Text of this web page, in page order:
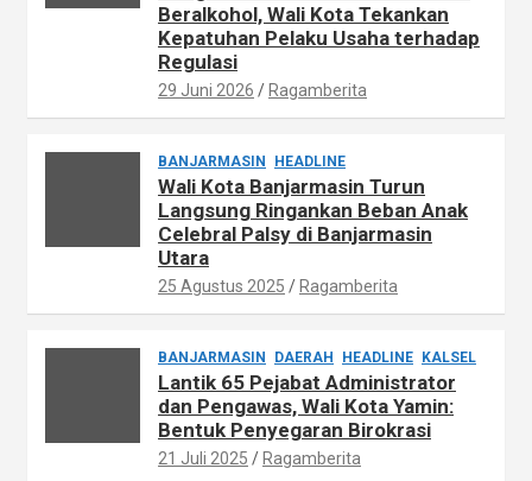
Beralkohol, Wali Kota Tekankan
Kepatuhan Pelaku Usaha terhadap
Regulasi
29 Juni 2026 Ragamberita
BANJARMASIN HEADLINE
Wali Kota Banjarmasin Turun
Langsung Ringankan Beban Anak
Celebral Palsy di Banjarmasin
Utara
25 Agustus 2025 Ragamberita
BANJARMASIN DAERAH HEADLINE KALSEL
Lantik 65 Pejabat Administrator
dan Pengawas, Wali Kota Yamin:
Bentuk Penyegaran Birokrasi
21 Juli 2025 Ragamberita